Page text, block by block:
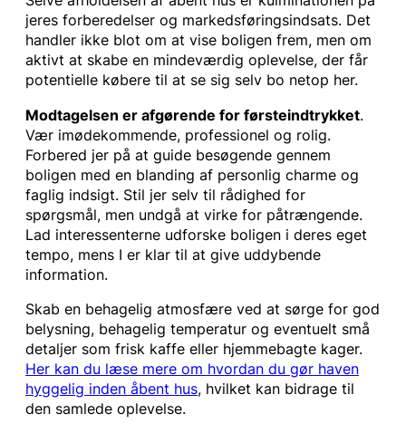
jeres forberedelser og markedsføringsindsats. Det
handler ikke blot om at vise boligen frem, men om
aktivt at skabe en mindeværdig oplevelse, der får
potentielle købere til at se sig selv bo netop her.
Modtagelsen er afgørende for førsteindtrykket.
Vær imødekommende, professionel og rolig.
Forbered jer på at guide besøgende gennem
boligen med en blanding af personlig charme og
faglig indsigt. Stil jer selv til rådighed for
spørgsmål, men undgå at virke for påtrængende.
Lad interessenterne udforske boligen i deres eget
tempo, mens I er klar til at give uddybende
information.
Skab en behagelig atmosfære ved at sørge for god
belysning, behagelig temperatur og eventuelt små
detaljer som frisk kaffe eller hjemmebagte kager.
Her kan du læse mere om hvordan du gør haven
hyggelig inden åbent hus, hvilket kan bidrage til
den samlede oplevelse.